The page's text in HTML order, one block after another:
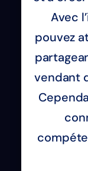
Avec
pouvez
vendant